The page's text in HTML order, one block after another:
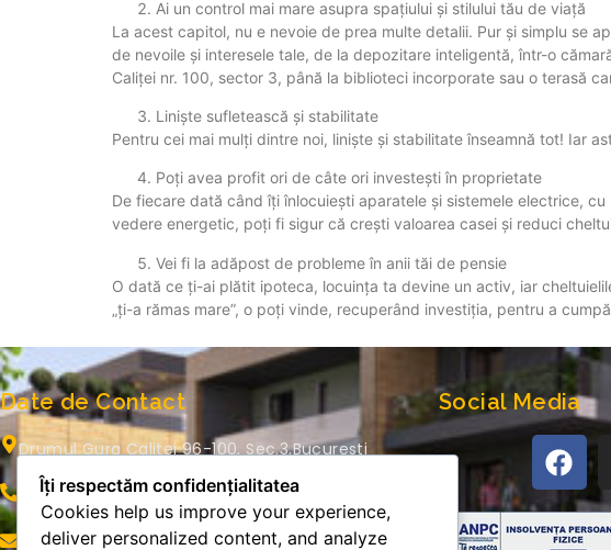
Ai un control mai mare asupra spațiului și stilului tău de viață
La acest capitol, nu e nevoie de prea multe detalii. Pur și simplu se
de nevoile și interesele tale, de la depozitare inteligentă, într-o
Caliței nr. 100, sector 3, până la biblioteci incorporate sau o terasă
Liniște sufletească și stabilitate
Pentru cei mai mulți dintre noi, liniște și stabilitate înseamnă tot! Iar
Poți avea profit ori de câte ori investești în proprietate
De fiecare dată când îți înlocuiești aparatele și sistemele electrice,
vedere energetic, poți fi sigur că crești valoarea casei și reduci
Vei fi la adăpost de probleme în anii tăi de pensie
O dată ce ți-ai plătit ipoteca, locuința ta devine un activ, iar
„ți-a rămas mare”, o poți vinde, recuperând investiția, pentru a
Date de Contact
Drumul Gura Calitei 96-100, Sec.3,Bucuresti
0722 650 335
Social Media
Îți respectăm confidențialitatea
Cookies help us improve your experience,
deliver personalized content, and analyze